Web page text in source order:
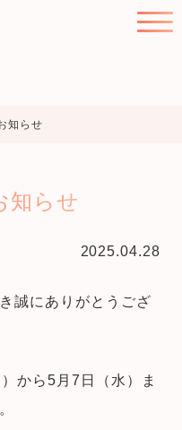
知らせ
知らせ
2025.04.28
誠にありがとうござ
から5月7日（水）ま